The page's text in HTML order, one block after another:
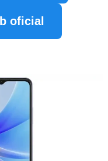
oficial